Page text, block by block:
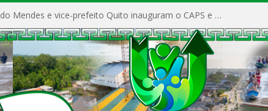
Prefeito Vivaldo Mendes e vice-prefeito Quito inauguram o CAPS e fortalecem a saúde pública em Anajás.